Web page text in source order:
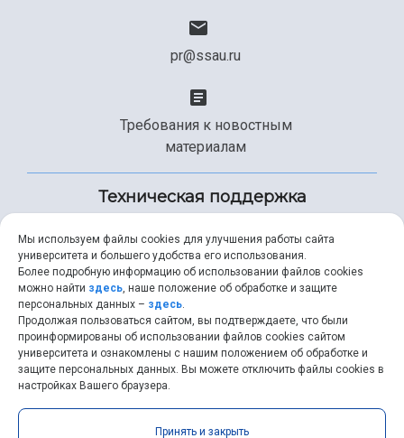
pr@ssau.ru
Требования к новостным
материалам
Техническая поддержка
+7 (846) 267-49-99
help@ssau.ru
Самарский университет © 2026 |ssau.ru
Мы используем файлы cookies для улучшения работы сайта
университета и большего удобства его использования.
Более подробную информацию об использовании файлов cookies
можно найти здесь, наше положение об обработке и защите
персональных данных – здесь.
Продолжая пользоваться сайтом, вы подтверждаете, что были
проинформированы об использовании файлов cookies сайтом
университета и ознакомлены с нашим положением об обработке и
защите персональных данных. Вы можете отключить файлы cookies в
настройках Вашего браузера.
Принять и закрыть